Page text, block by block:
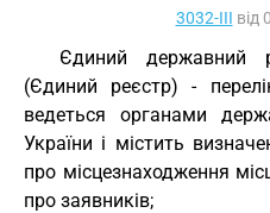
3032-III від
Єдиний державний
(Єдиний реєстр) -
ведеться органами
України і містить
про місцезнаходження
про заявників;